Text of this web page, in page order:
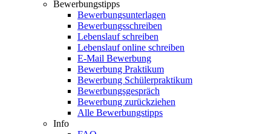
Bewerbungstipps
Bewerbungsunterlagen
Bewerbungsschreiben
Lebenslauf schreiben
Lebenslauf online schreiben
E-Mail Bewerbung
Bewerbung Praktikum
Bewerbung Schülerpraktikum
Bewerbungsgespräch
Bewerbung zurückziehen
Alle Bewerbungstipps
Info